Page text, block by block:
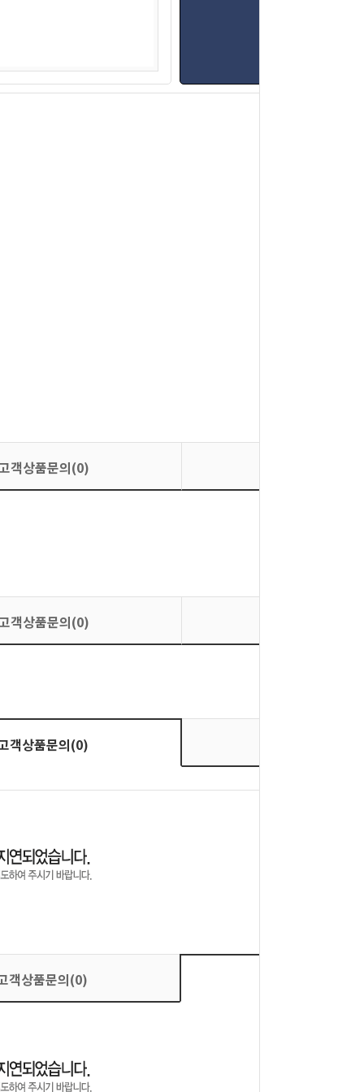
객상품문의(0)
객상품문의(0)
객상품문의(0)
객상품문의(0)